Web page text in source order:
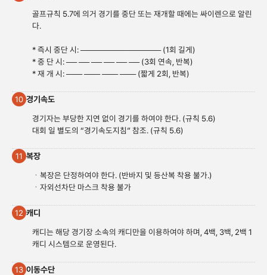
골프규칙 5.7에 의거 경기를 중단 또는 재개할 때에는 싸이렌으로 알린
다.
* 즉시 중단 시: ─────────────── (1회 길게)
* 중 단 시: ── ── ── ── ── ── (3회 연속, 반복)
* 재 개 시: ─── ─── ─── ─── (짧게 2회, 반복)
10 경기속도
경기자는 부당한 지연 없이 경기를 하여야 한다. (규칙 5.6)
대회 일 별도의 “경기속도지침” 참조. (규칙 5.6)
11 복장
ㆍ복장은 단정하여야 한다. (반바지 및 등산복 착용 불가.)
ㆍ자외선차단 마스크 착용 불가
12 캐디
캐디는 해당 경기장 소속의 캐디만을 이용하여야 하며, 4백, 3백, 2백 1
캐디 시스템으로 운영된다.
13 이동수단